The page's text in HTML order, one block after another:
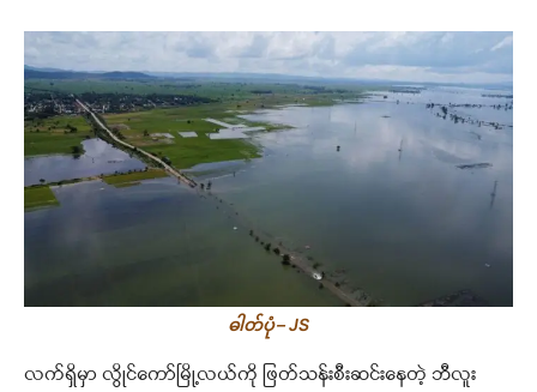
ဓါတ်ပုံ – JS
လက်ရှိမှာ လွိုင်ကော်မြို့လယ်ကို ဖြတ်သန်းစီးဆင်းနေတဲ့ ဘီလူး